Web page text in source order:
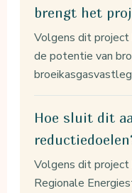
brengt het
Volgens dit
de potentie van
Hoe sluit dit
Volgens dit project
Regionale